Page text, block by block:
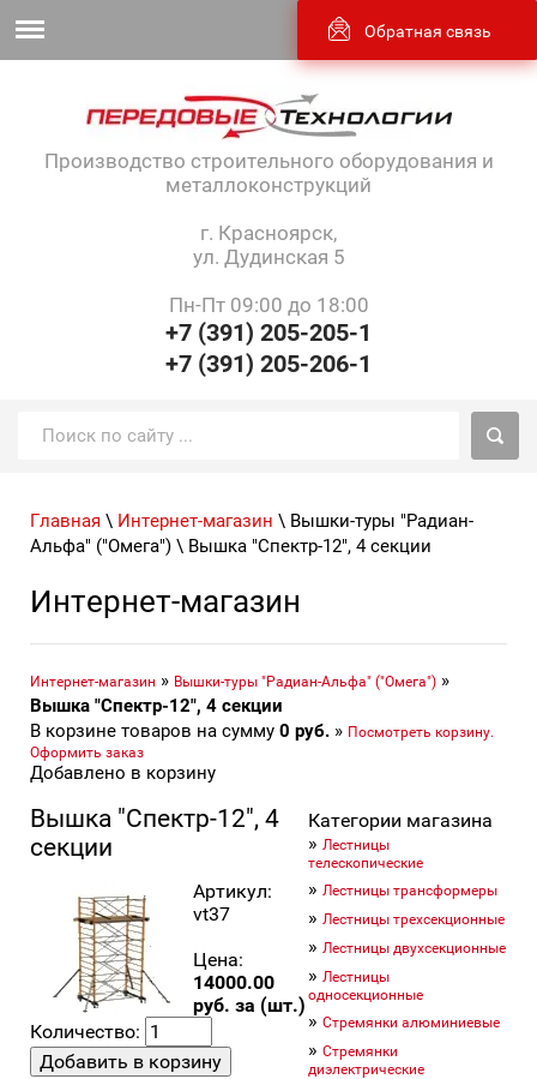
Обратная связь
Производство строительного оборудования и
металлоконструкций
г. Красноярск,
ул. Дудинская 5
Пн-Пт 09:00 до 18:00
+7 (391) 205-205-1
+7 (391) 205-206-1
Главная \ Интернет-магазин \ Вышки-туры "Радиан-
Альфа" ("Омега") \ Вышка "Спектр-12", 4 секции
Интернет-магазин
Интернет-магазин » Вышки-туры "Радиан-Альфа" ("Омега") »
Вышка "Спектр-12", 4 секции
В корзине товаров на сумму 0 руб. » Посмотреть корзину.
Оформить заказ
Добавлено в корзину
Вышка "Спектр-12", 4
секции
Артикул:
vt37
Цена:
14000.00
руб. за (шт.)
Количество:
Категории магазина
» Лестницы
телескопические
» Лестницы трансформеры
» Лестницы трехсекционные
» Лестницы двухсекционные
» Лестницы
односекционные
» Стремянки алюминиевые
» Стремянки
диэлектрические